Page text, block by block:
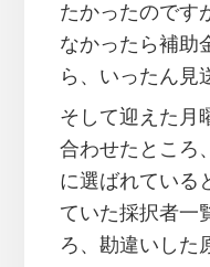
たかったのです
なかったら補助
ら、いったん見
そして迎えた月
合わせたところ
に選ばれている
ていた採択者一
ろ、勘違いした